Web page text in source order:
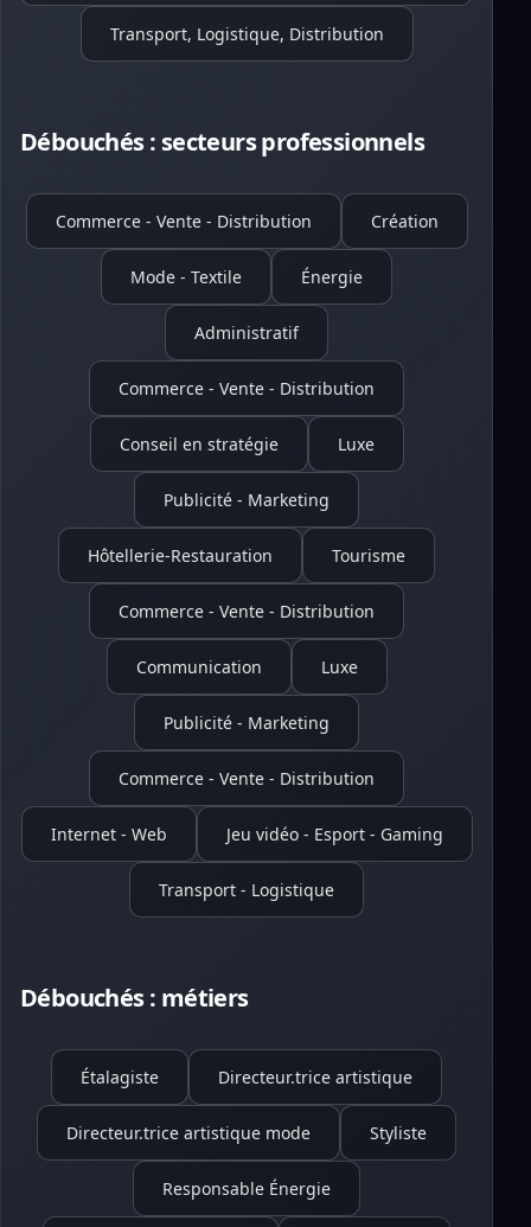
Transport, Logistique, Distribution
Débouchés : secteurs professionnels
Commerce - Vente - Distribution Création
Mode - Textile Énergie
Administratif
Commerce - Vente - Distribution
Conseil en stratégie Luxe
Publicité - Marketing
Hôtellerie-Restauration Tourisme
Commerce - Vente - Distribution
Communication Luxe
Publicité - Marketing
Commerce - Vente - Distribution
Internet - Web Jeu vidéo - Esport - Gaming
Transport - Logistique
Débouchés : métiers
Étalagiste Directeur.trice artistique
Directeur.trice artistique mode Styliste
Responsable Énergie